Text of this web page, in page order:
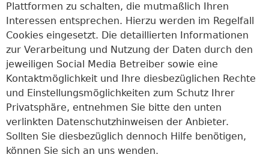
Plattformen zu schalten, die mutmaßlich Ihren
Interessen entsprechen. Hierzu werden im Regelfall
Cookies eingesetzt. Die detaillierten Informationen
zur Verarbeitung und Nutzung der Daten durch den
jeweiligen Social Media Betreiber sowie eine
Kontaktmöglichkeit und Ihre diesbezüglichen Rechte
und Einstellungsmöglichkeiten zum Schutz Ihrer
Privatsphäre, entnehmen Sie bitte den unten
verlinkten Datenschutzhinweisen der Anbieter.
Sollten Sie diesbezüglich dennoch Hilfe benötigen,
können Sie sich an uns wenden.